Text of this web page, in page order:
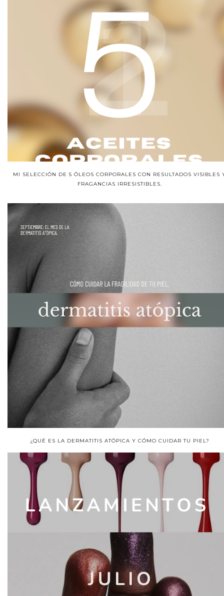
MI SELECCIÓN DE 5 ÓLEOS CORPORALES CON RESULTADOS VISIBLES
FRAGANCIAS IRRESISTIBLES.
¿QUÉ ES LA DERMATITIS ATÓPICA Y CÓMO CUIDAR TU PIEL?